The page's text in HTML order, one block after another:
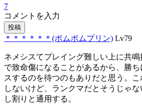
7
コメントを入力
投稿
＊＊＊＊＊＊(ポムポムプリン) Lv79
ネメシスてプレイング難しい上に共
で致命傷になることがあるから、勝ち
スするのを待つのもありだと思う。
しないけど、ランクマだとそうじゃ
し割りと通用する。